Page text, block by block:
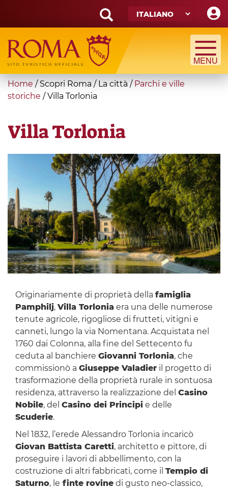
main
content
Search
form
Cerca
You
are
Home / Scopri Roma / La città / Parchi e ville
storiche /Villa Torlonia
Villa Torlonia
Originariamente di proprietà della famiglia
Pamphilj, Villa Torlonia era una delle numerose
tenute agricole, rigogliose di frutteti, vitigni e
canneti, lungo la via Nomentana. Acquistata nel
1760 dai Colonna, alla fine del Settecento fu
ceduta al banchiere Giovanni Torlonia, che
commissionò a Giuseppe Valadieril progetto di
trasformazione della proprietà rurale in sontuosa
residenza, attraverso la realizzazione del Casino
Nobile, del Casino dei Principie delle
Scuderie.
Nel 1832, l’erede Alessandro Torlonia incaricò
Giovan Battista Caretti, architetto e pittore, di
proseguire i lavori di abbellimento, con la
costruzione di altri fabbricati, come il Tempio di
Saturno, le finte rovinedi gusto neo-classico,